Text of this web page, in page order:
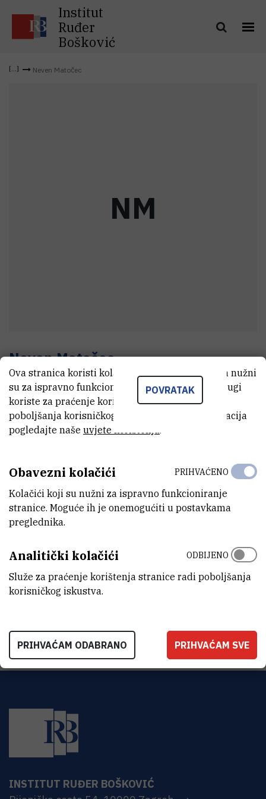
Institut
Ruđer
Bošković
Neven Matočec
NM
NevenMatočec
Tehnički suradnik
E-MAIL
TELEFON
+385 1 456 1075
INTERNI BROJ
1950
Zavod za istraživanje mora i okoliša
ADRESA
Institut Ruđer Bošković
INSTITUT RUĐER BOŠKOVIĆ
POVRATAK
Ova stranica koristi kolačiće. Neki od tih kolačića nužni
su za ispravno funkcioniranje stranice, dok se drugi
koriste za praćenje korištenja stranice radi
poboljšanja korisničkog iskustva. Za više informacija
pogledajte naše uvjete korištenja.
Obavezni kolačići
Kolačići koji su nužni za ispravno funkcioniranje
stranice. Moguće ih je onemogućiti u postavkama
preglednika.
PRIHVAĆENO
Analitički kolačići
Služe za praćenje korištenja stranice radi poboljšanja
korisničkog iskustva.
ODBIJENO
PRIHVAĆAM ODABRANO PRIHVAĆAM SVE